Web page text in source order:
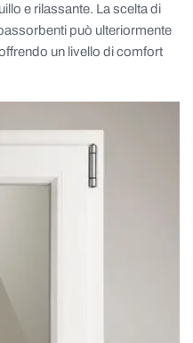
e rilassante. La scelta di
può ulteriormente
un livello di comfort